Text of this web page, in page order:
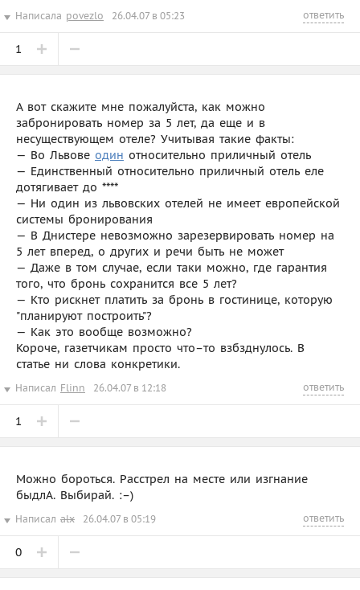
Написала povezlo 26.04.07 в 05:23 ответить
1
А вот скажите мне пожалуйста, как можно
забронировать номер за 5 лет, да еще и в
несуществующем отеле? Учитывая такие факты:
— Во Львове один относительно приличный отель
— Единственный относительно приличный отель еле
дотягивает до ****
— Ни один из львовских отелей не имеет европейской
системы бронирования
— В Днистере невозможно зарезервировать номер на
5 лет вперед, о других и речи быть не может
— Даже в том случае, если таки можно, где гарантия
того, что бронь сохранится все 5 лет?
— Кто рискнет платить за бронь в гостинице, которую
"планируют построить"?
— Как это вообще возможно?
Короче, газетчикам просто что–то взбзднулось. В
статье ни слова конкретики.
Написал Flinn 26.04.07 в 12:18 ответить
1
Можно бороться. Расстрел на месте или изгнание
быдлА. Выбирай. :–)
Написал alx 26.04.07 в 05:19 ответить
0